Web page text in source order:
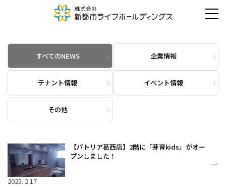
すべてのNEWS 企業情報
テナント情報 イベント情報
その他
【パトリア葛西店】2階に「芽育kids」がオー
プンしました！
2025. 2.17